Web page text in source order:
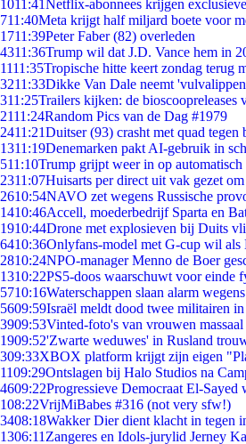
1011:41Netflix-abonnees krijgen
711:40Meta krijgt half miljard boete voor
1711:39Peter Faber (82) overleden
4311:36Trump wil dat J.D. Vance hem in
1111:35Tropische hitte keert zondag terug
3211:33Dikke Van Dale neemt
311:25Trailers kijken: de bioscoopreleases
2111:24Random Pics van de Dag #1979
2411:21Duitser (93) crasht met quad tegen
1311:19Denemarken pakt AI-gebruik in
511:10Trump grijpt weer in op
2311:07Huisarts per direct uit vak gezet
2610:54NAVO zet wegens Russische
1410:46Accell, moederbedrijf Sparta en
1910:44Drone met explosieven bij Duits
6410:36Onlyfans-model met G-cup wil als
2810:24NPO-manager Menno de Boer
1310:22PS5-doos waarschuwt voor einde
5710:16Waterschappen slaan alarm
5609:59Israël meldt dood twee militairen
3909:53Vinted-foto's van vrouwen massaal
1909:52'Zwarte weduwes' in Rusland
309:33XBOX platform krijgt zijn eigen
1109:29Ontslagen bij Halo Studios na
4609:22Progressieve Democraat El-
108:22VrijMiBabes #316 (not very sfw!)
3408:18Wakker Dier dient klacht in tegen
1306:11 Zangeres en Idols-jurylid Jerney